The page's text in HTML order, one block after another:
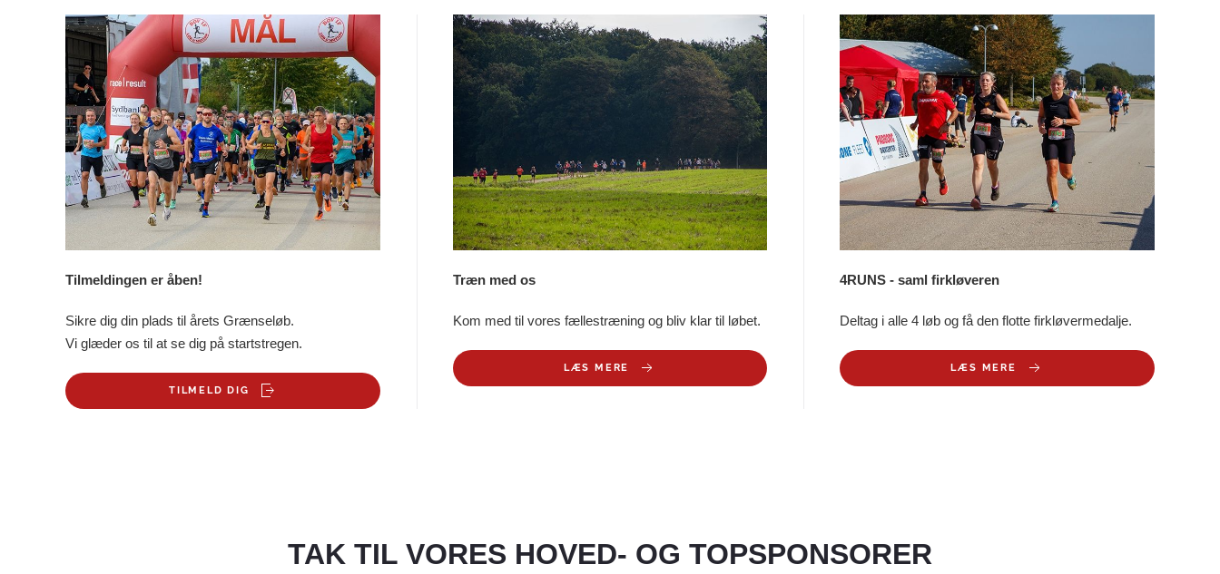
Tilmeldingen er åben!
Sikre dig din plads til årets Grænseløb.
Vi glæder os til at se dig på startstregen.
TILMELD DIG
Træn med os
Kom med til vores fællestræning og bliv klar til løbet.
LÆS MERE
4RUNS - saml firkløveren
Deltag i alle 4 løb og få den flotte firkløvermedalje.
LÆS MERE
TAK TIL VORES HOVED- OG TOPSPONSORER